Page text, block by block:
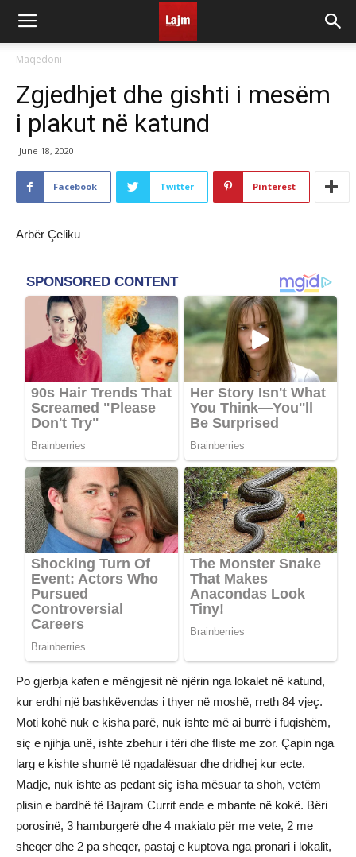
Maqedoni
Zgjedhjet dhe gishti i mesëm
i plakut në katund
June 18, 2020
Facebook Twitter Pinterest
Arbër Çeliku
Po gjerbja kafen e mëngjesit në njërin nga lokalet në katund,
kur erdhi një bashkëvendas i thyer në moshë, rreth 84 vjeç.
Moti kohë nuk e kisha parë, nuk ishte më ai burrë i fuqishëm,
siç e njihja unë, ishte zbehur i tëri dhe fliste me zor. Çapin nga
larg e kishte shumë të ngadalësuar dhe dridhej kur ecte.
Madje, nuk ishte as pedant siç isha mësuar ta shoh, vetëm
plisin e bardhë të Bajram Currit ende e mbante në kokë. Bëri
porosinë, 3 hamburgerë dhe 4 makiato për me vete, 2 me
sheqer dhe 2 pa sheqer, pastaj e kuptova nga pronari i lokalit,